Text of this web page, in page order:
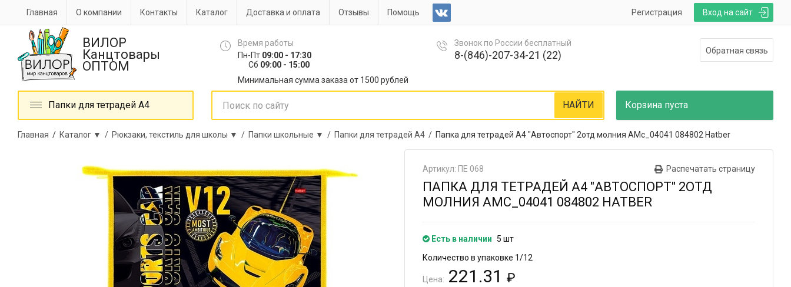
Вход на сайт
Регистрация
Главная О компании Контакты Каталог Доставка и оплата Отзывы Помощь
ВИЛОР
Канцтовары
ОПТОМ
Время работы
Пн-Пт 09:00 - 17:30
Сб 09:00 - 15:00
Минимальная сумма заказа от 1500 рублей
Звонок по России бесплатный
8-(846)-207-34-21 (22) Обратная связь
Папки для тетрадей А4 Корзина пуста
НАЙТИ
Главная / Каталог ▼ / Рюкзаки, текстиль для школы ▼ / Папки школьные ▼ / Папки для тетрадей А4 / Папка для тетрадей А4 "Автоспорт" 2отд молния AMc_04041 084802 Hatber
Распечатать страницу
Артикул: ПЕ 068
ПАПКА ДЛЯ ТЕТРАДЕЙ А4 "АВТОСПОРТ" 2ОТД
МОЛНИЯ AMC_04041 084802 HATBER
Есть в наличии
5 шт
Количество в упаковке 1/12
Цена: 221.31 ₽